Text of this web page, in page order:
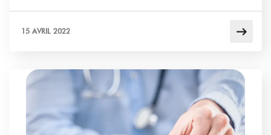
15 AVRIL 2022